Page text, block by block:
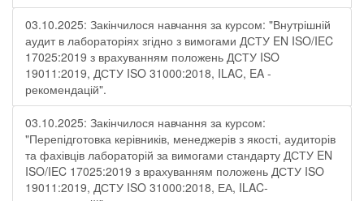
03.10.2025: Закінчилося навчання за курсом: "Внутрішній
аудит в лабораторіях згідно з вимогами ДСТУ EN ISO/IEC
17025:2019 з врахуванням положень ДСТУ ISO
19011:2019, ДСТУ ISO 31000:2018, ILAC, EA -
рекомендацій".
03.10.2025: Закінчилося навчання за курсом:
"Перепідготовка керівників, менеджерів з якості, аудиторів
та фахівців лабораторій за вимогами стандарту ДСТУ EN
ISO/IEC 17025:2019 з врахуванням положень ДСТУ ISO
19011:2019, ДСТУ ISO 31000:2018, ЕА, ILAC-